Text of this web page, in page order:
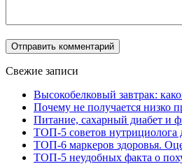
Свежие записи
Высокобелковый завтрак:
Почему не получается низко
Питание, сахарный диабет и
ТОП-5 советов нутрициолога
ТОП-6 маркеров здоровья.
ТОП-5 неудобных факта о